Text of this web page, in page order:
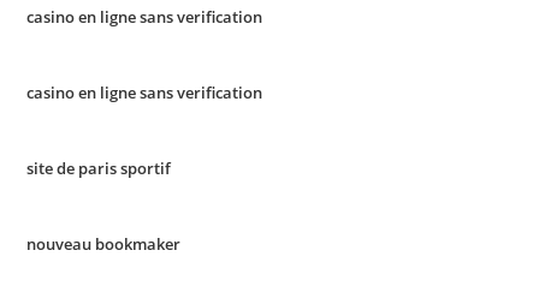
casino en ligne sans verification
casino en ligne sans verification
site de paris sportif
nouveau bookmaker